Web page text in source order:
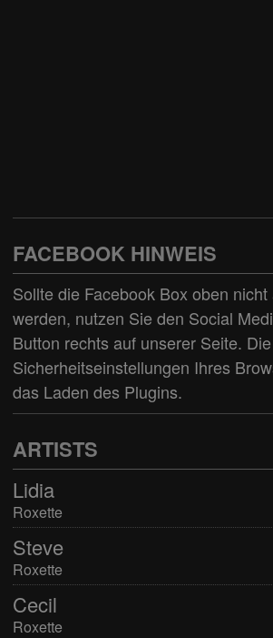
FACEBOOK HINWEIS
Sollte die Facebook Box oben
werden, nutzen Sie den Social
Button rechts auf unserer Seite. Die
Sicherheitseinstellungen Ihres
das Laden des Plugins.
ARTISTS
Lidia
Roxette
Steve
Roxette
Cecil
Roxette